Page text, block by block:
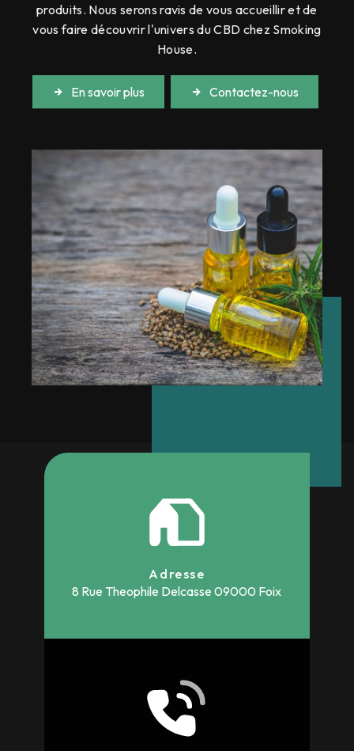
produits. Nous serons ravis de vous accueillir et de
vous faire découvrir l'univers du CBD chez Smoking
House.
En savoir plus Contactez-nous
Adresse
8 Rue Theophile Delcasse 09000 Foix